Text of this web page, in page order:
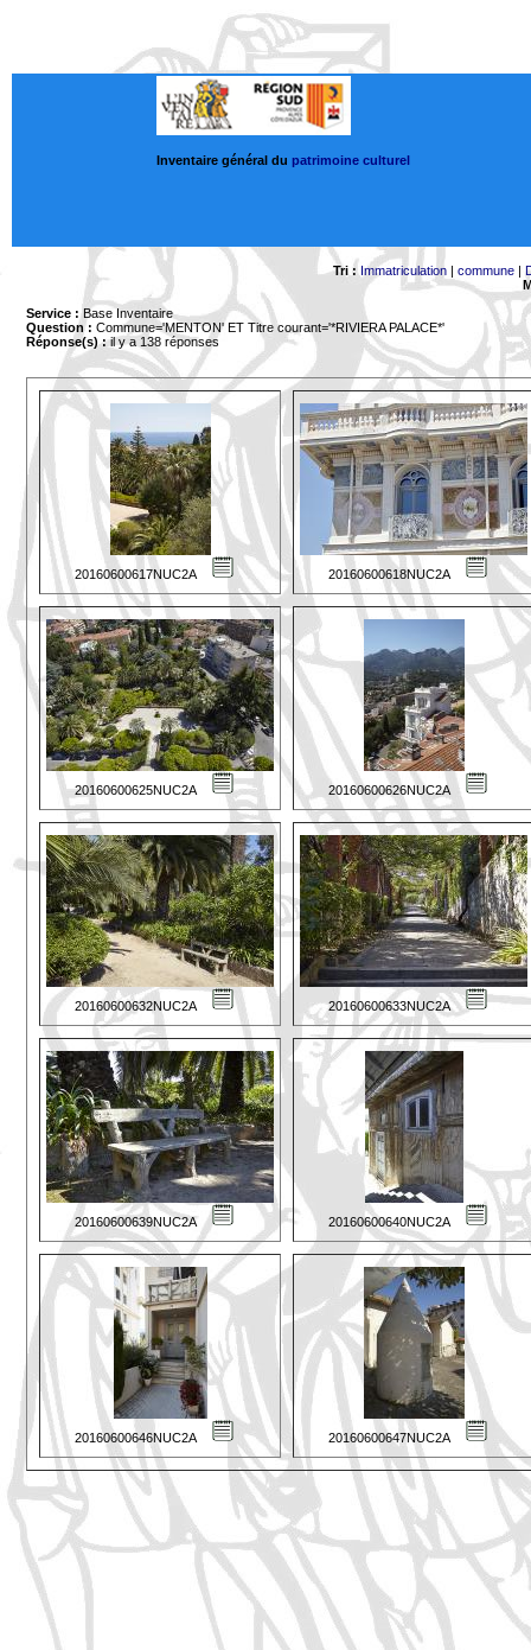
Inventaire général du patrimoine culturel
Tri : Immatriculation | commune |
Service : Base Inventaire
Question : Commune='MENTON' ET Titre courant='*RIVIERA PALACE*'
Réponse(s) :il y a 138 réponses
20160600617NUC2A 20160600618NUC2A
20160600625NUC2A 20160600626NUC2A
20160600632NUC2A 20160600633NUC2A
20160600639NUC2A 20160600640NUC2A
20160600646NUC2A 20160600647NUC2A